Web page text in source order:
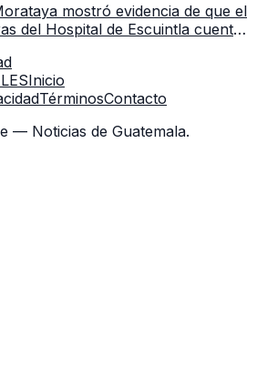
mostró evidencia de que el
del Hospital de Escuintla cuenta
Inicio
TérminosContacto
— Noticias de Guatemala.